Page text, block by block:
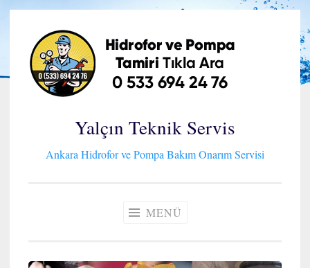
İçeriğe
geç
Yalçın Teknik Servis
Ankara Hidrofor ve Pompa Bakım Onarım Servisi
MENÜ